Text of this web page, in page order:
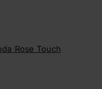
Rose Touch